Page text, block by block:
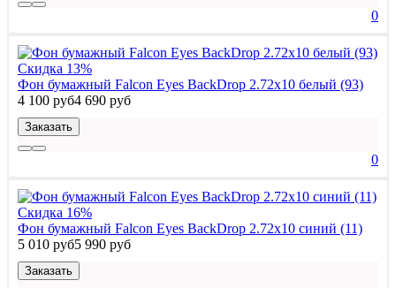
0
Скидка 13%
Фон бумажный Falcon Eyes BackDrop 2.72x10 белый (93)
4 100 руб4 690 руб
Заказать
0
Скидка 16%
Фон бумажный Falcon Eyes BackDrop 2.72x10 синий (11)
5 010 руб5 990 руб
Заказать